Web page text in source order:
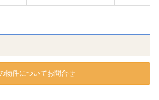
物件についてお問合せ